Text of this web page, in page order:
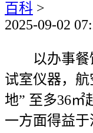
百科 >
2025-09-02
以办事餐
试室仪器，
地” 至多36㎡
一方面得益